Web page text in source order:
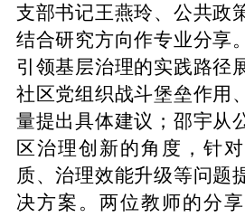
支部书记王燕玲、公共政
结合研究方向作专业分享
引领基层治理的实践路径
社区党组织战斗堡垒作用
量提出具体建议；邵宇从
区治理创新的角度，针
质、治理效能升级等问题
决方案。两位教师的分